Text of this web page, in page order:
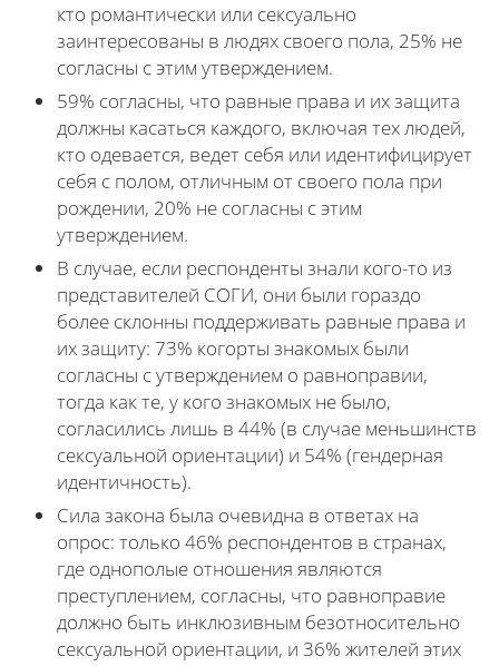
кто романтически или сексуально
заинтересованы в людях своего пола, 25% не
согласны с этим утверждением.
59% согласны, что равные права и их защита
должны касаться каждого, включая тех людей,
кто одевается, ведет себя или идентифицирует
себя с полом, отличным от своего пола при
рождении, 20% не согласны с этим
утверждением.
В случае, если респонденты знали кого-то из
представителей СОГИ, они были гораздо
более склонны поддерживать равные права и
их защиту: 73% когорты знакомых были
согласны с утверждением о равноправии,
тогда как те, у кого знакомых не было,
согласились лишь в 44% (в случае меньшинств
сексуальной ориентации) и 54% (гендерная
идентичность).
Сила закона была очевидна в ответах на
опрос: только 46% респондентов в странах,
где однополые отношения являются
преступлением, согласны, что равноправие
должно быть инклюзивным безотносительно
сексуальной ориентации, и 36% жителей этих